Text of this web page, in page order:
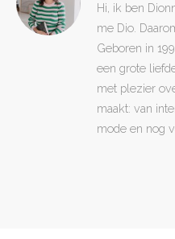
Hi, ik ben
me Dio.
Geboren in
een grote
met plezier
maakt: van
mode en nog